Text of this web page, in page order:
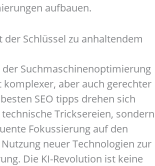
aufbauen.
der Schlüssel zu anhaltendem
der Suchmaschinenoptimierung
komplexer, aber auch gerechter
SEO tipps drehen sich
Tricksereien, sondern
Fokussierung auf den
neuer Technologien zur
Die KI-Revolution ist keine